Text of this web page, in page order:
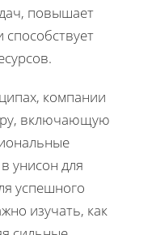
повышает
способствует
компании
включающую
унисон для
успешного
изучать, как